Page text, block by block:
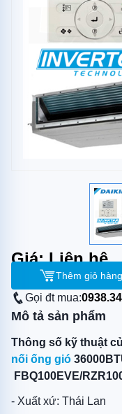
Giá: Liên hệ
Thêm giỏ hàng
Gọi đt mua:
Mô tả sản phẩm
Thông số kỹ thuật
nối ống gió
FBQ100EVE/
- Xuất xứ: Thái Lan